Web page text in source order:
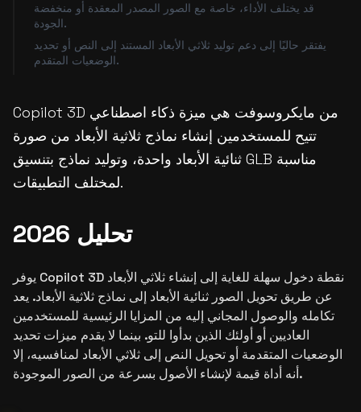
قد يختلف الأداء، خاصة مع الصور المصدر المعقدة أو منخفضة
الجودة.
يفتقر حاليًا إلى دعم توليد ثلاثي الأبعاد المستند إلى النص أو تحديد
الوضعيات المتقدم.
Copilot 3D من مايكروسوفت هي ميزة ذكاء اصطناعي
تتيح للمستخدمين إنشاء نماذج ثلاثية الأبعاد من صورة
ثنائية الأبعاد واحدة، وتوليد نماذج بتنسيق GLB مناسبة
لمختلف التطبيقات.
تحليل 2026
يوفر Copilot 3D نقطة دخول سهلة للغاية إلى إنشاء ثلاثي الأبعاد
عن طريق تحويل الصور ثنائية الأبعاد إلى نماذج ثلاثية الأبعاد. يعد
تكامله والوصول المجاني إليه من المزايا الرئيسية للمستخدمين
العاديين أو أولئك الذين بدأوا للتو. بينما لا يقدم ميزات تحديد
الوضعيات المتقدمة أو تحويل النص إلى ثلاثي الأبعاد لمنافسيه، إلا
أنه أداة قيمة لإنشاء الأصول بسرعة من الصور الموجودة.